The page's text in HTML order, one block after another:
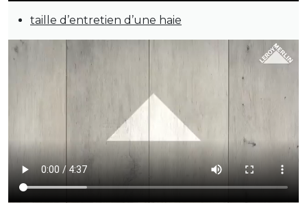
taille d’entretien d’une haie